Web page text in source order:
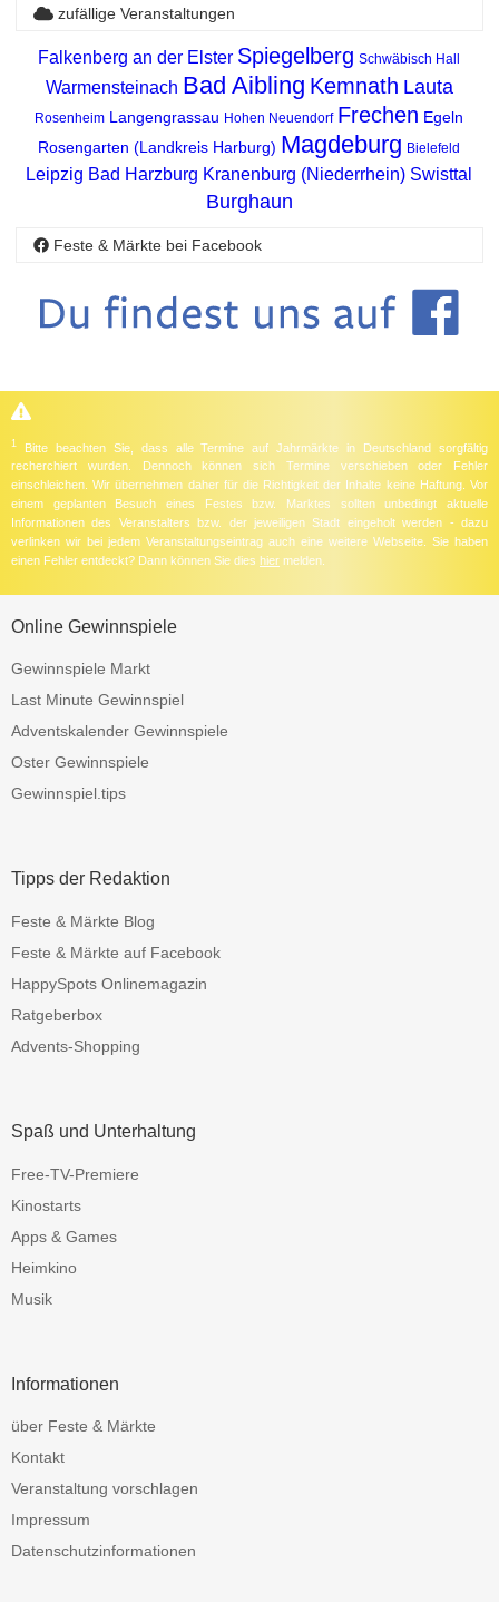
zufällige Veranstaltungen
Falkenberg an der Elster Spiegelberg Schwäbisch Hall
Warmensteinach Bad Aibling Kemnath Lauta
Rosenheim Langengrassau Hohen Neuendorf Frechen Egeln
Rosengarten (Landkreis Harburg) Magdeburg Bielefeld
Leipzig Bad Harzburg Kranenburg (Niederrhein) Swisttal
Burghaun
Feste & Märkte bei Facebook
1
Bitte beachten Sie, dass alle Termine auf Jahrmärkte in Deutschland sorgfältig
recherchiert wurden. Dennoch können sich Termine verschieben oder Fehler
einschleichen. Wir übernehmen daher für die Richtigkeit der Inhalte keine Haftung. Vor
einem geplanten Besuch eines Festes bzw. Marktes sollten unbedingt aktuelle
Informationen des Veranstalters bzw. der jeweiligen Stadt eingeholt werden - dazu
verlinken wir bei jedem Veranstaltungseintrag auch eine weitere Webseite. Sie haben
einen Fehler entdeckt? Dann können Sie dies hier melden.
Online Gewinnspiele
Gewinnspiele Markt
Last Minute Gewinnspiel
Adventskalender Gewinnspiele
Oster Gewinnspiele
Gewinnspiel.tips
Tipps der Redaktion
Feste & Märkte Blog
Feste & Märkte auf Facebook
HappySpots Onlinemagazin
Ratgeberbox
Advents-Shopping
Spaß und Unterhaltung
Free-TV-Premiere
Kinostarts
Apps & Games
Heimkino
Musik
Informationen
über Feste & Märkte
Kontakt
Veranstaltung vorschlagen
Impressum
Datenschutzinformationen